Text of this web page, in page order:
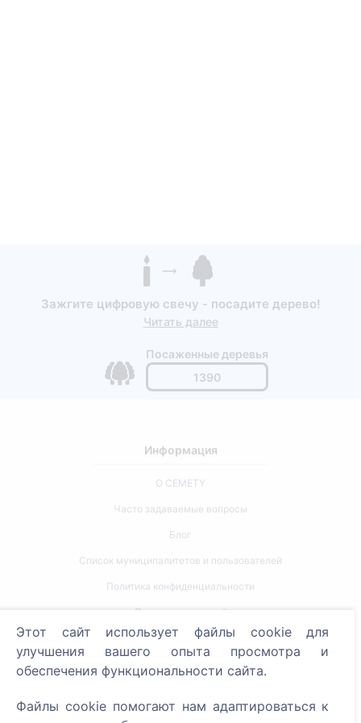
Зажгите цифровую свечу - посадите дерево!
Читать далее
Посаженные деревья
1390
Информация
О CEMETY
Часто задаваемые вопросы
Блог
Список муниципалитетов и пользователей
Политика конфиденциальности
Политика платежей
Настройки cookie
Поиск
Поиск усопших
Этот сайт использует файлы cookie для
улучшения вашего опыта просмотра и
обеспечения функциональности сайта.
Файлы cookie помогают нам адаптироваться к